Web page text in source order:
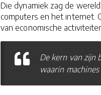
Die dynamiek zag de
computers en het internet.
van economische
De kern van zijn
waarin